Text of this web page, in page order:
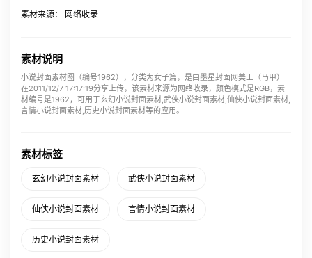
素材来源： 网络收录
素材说明
小说封面素材图（编号1962），分类为女子篇，是由墨星封面网美工（马甲）
在2011/12/7 17:17:19分享上传，该素材来源为网络收录，颜色模式是RGB，素
材编号是1962，可用于玄幻小说封面素材,武侠小说封面素材,仙侠小说封面素材,
言情小说封面素材,历史小说封面素材等的应用。
素材标签
玄幻小说封面素材 武侠小说封面素材
仙侠小说封面素材 言情小说封面素材
历史小说封面素材